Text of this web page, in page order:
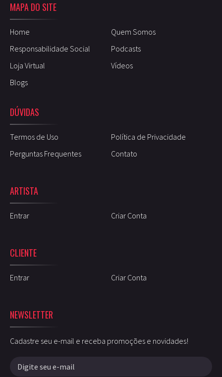
MAPA DO SITE
Home
Quem Somos
Responsabilidade Social
Podcasts
Loja Virtual
Vídeos
Blogs
DÚVIDAS
Termos de Uso
Política de Privacidade
Perguntas Frequentes
Contato
ARTISTA
Entrar Criar Conta
CLIENTE
Entrar Criar Conta
NEWSLETTER
Cadastre seu e-mail e receba promoções e novidades!